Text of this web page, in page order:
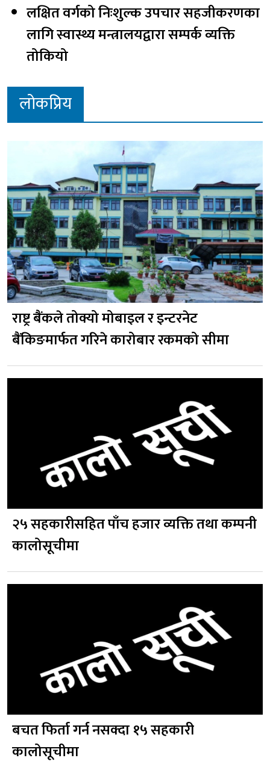
लक्षित वर्गको निःशुल्क उपचार सहजीकरणका
लागि स्वास्थ्य मन्त्रालयद्वारा सम्पर्क व्यक्ति
तोकियो
लोकप्रिय
राष्ट्र बैंकले तोक्यो मोबाइल र इन्टरनेट
बैंकिङमार्फत गरिने कारोबार रकमको सीमा
२५ सहकारीसहित पाँच हजार व्यक्ति तथा कम्पनी
कालोसूचीमा
बचत फिर्ता गर्न नसक्दा १५ सहकारी
कालोसूचीमा